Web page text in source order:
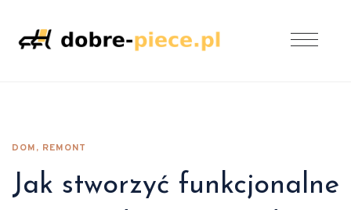
DOM, REMONT
Jak stworzyć funkcjonalne